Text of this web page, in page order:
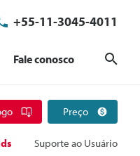
+55-11-3045-4011
Fale conosco
Preço
Suporte ao Usuário